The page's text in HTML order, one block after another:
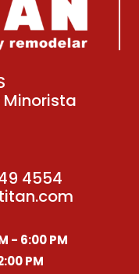
4554
- 6:00 PM
PM